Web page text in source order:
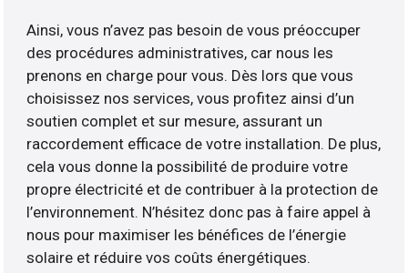
Ainsi, vous n’avez pas besoin de vous préoccuper
des procédures administratives, car nous les
prenons en charge pour vous. Dès lors que vous
choisissez nos services, vous profitez ainsi d’un
soutien complet et sur mesure, assurant un
raccordement efficace de votre installation. De plus,
cela vous donne la possibilité de produire votre
propre électricité et de contribuer à la protection de
l’environnement. N’hésitez donc pas à faire appel à
nous pour maximiser les bénéfices de l’énergie
solaire et réduire vos coûts énergétiques.